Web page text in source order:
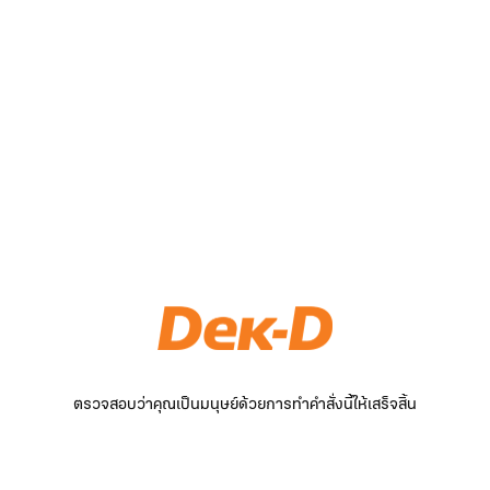
ตรวจสอบว่าคุณเป็นมนุษย์ด้วยการทำคำสั่งนี้ให้เสร็จสิ้น